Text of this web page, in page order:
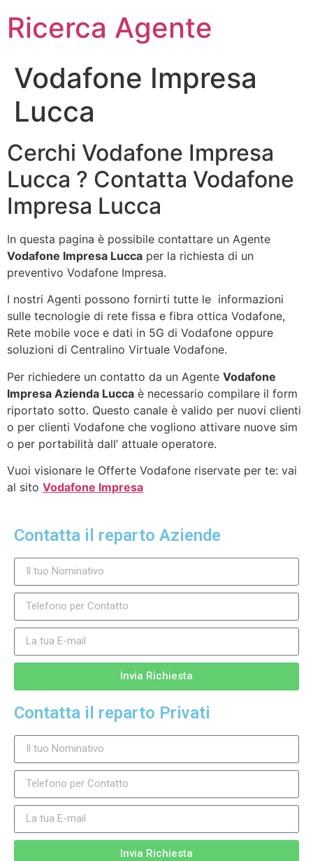
Ricerca Agente
Vodafone Impresa
Lucca
Cerchi Vodafone Impresa
Lucca ? Contatta Vodafone
Impresa Lucca
In questa pagina è possibile contattare un Agente
Vodafone Impresa Lucca per la richiesta di un
preventivo Vodafone Impresa.
I nostri Agenti possono fornirti tutte le informazioni
sulle tecnologie di rete fissa e fibra ottica Vodafone,
Rete mobile voce e dati in 5G di Vodafone oppure
soluzioni di Centralino Virtuale Vodafone.
Per richiedere un contatto da un Agente Vodafone
Impresa Azienda Lucca è necessario compilare il form
riportato sotto. Questo canale è valido per nuovi clienti
o per clienti Vodafone che vogliono attivare nuove sim
o per portabilità dall’ attuale operatore.
Vuoi visionare le Offerte Vodafone riservate per te: vai
al sito Vodafone Impresa
Contatta il reparto Aziende
Invia Richiesta
Contatta il reparto Privati
Invia Richiesta